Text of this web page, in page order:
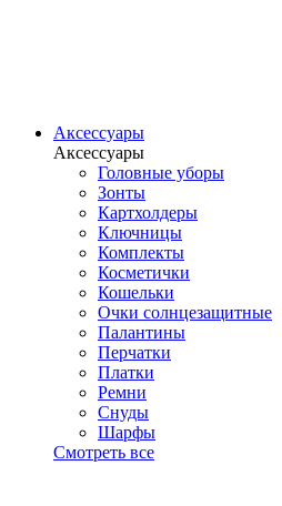
Аксессуары
Аксессуары
Головные уборы
Зонты
Картхолдеры
Ключницы
Комплекты
Косметички
Кошельки
Очки солнцезащитные
Палантины
Перчатки
Платки
Ремни
Снуды
Шарфы
Смотреть все